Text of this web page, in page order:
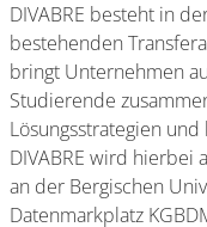
DIVABRE besteht in
bestehenden
bringt Unternehmen
Studierende
Lösungsstrategien
DIVABRE wird hierbei
an der Bergischen
Datenmarkplatz